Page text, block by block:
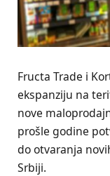
Fructa Trade i
ekspanziju na
nove
prošle godine
do otvaranja
Srbiji.